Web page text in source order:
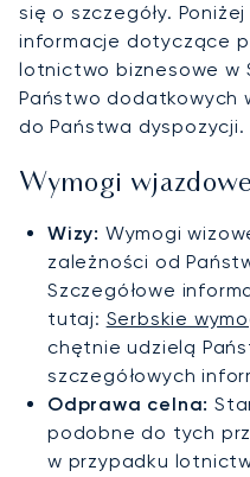
się o szczegóły.
informacje dotyczące
lotnictwo biznesowe w
Państwo dodatkowych
do Państwa dyspozycji.
Wymogi
Wizy: Wymogi
zależności od
Szczegółowe
tutaj: Serbskie
chętnie udzielą
szczegółowych
Odprawa celna:
podobne do tych
w przypadku